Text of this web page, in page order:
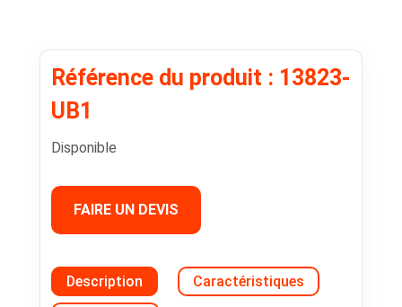
Référence du produit : 13823-
UB1
Disponible
FAIRE UN DEVIS
Description Caractéristiques